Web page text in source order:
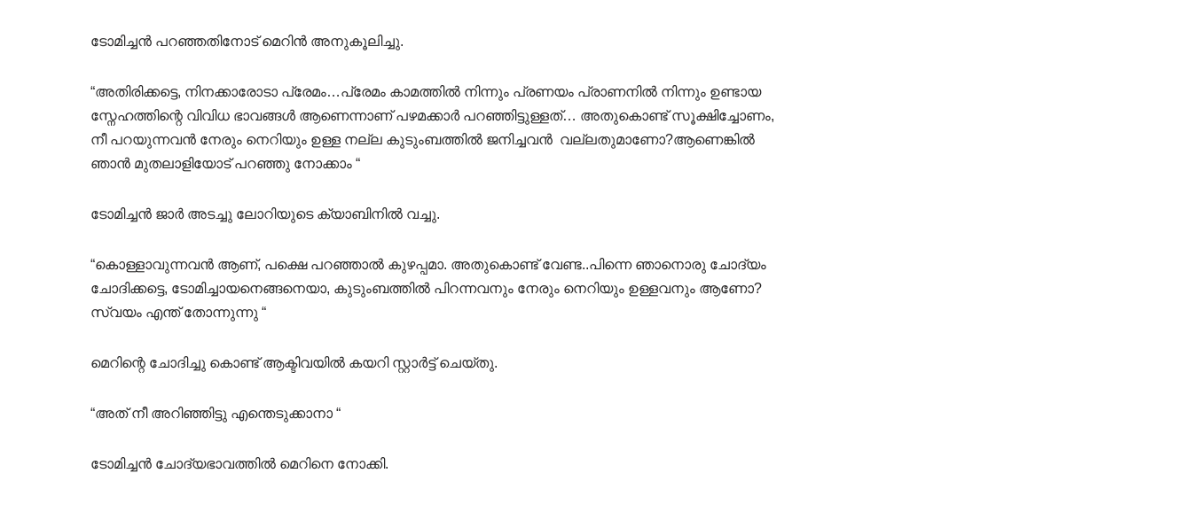
ടോമിച്ചൻ പറഞ്ഞതിനോട് മെറിൻ അനുകൂലിച്ചു.
“അതിരിക്കട്ടെ, നിനക്കാരോടാ പ്രേമം…പ്രേമം കാമത്തിൽ നിന്നും പ്രണയം പ്രാണനിൽ നിന്നും ഉണ്ടായ
സ്നേഹത്തിന്റെ വിവിധ ഭാവങ്ങൾ ആണെന്നാണ് പഴമക്കാർ പറഞ്ഞിട്ടുള്ളത്… അതുകൊണ്ട് സൂക്ഷിച്ചോണം,
നീ പറയുന്നവൻ നേരും നെറിയും ഉള്ള നല്ല കുടുംബത്തിൽ ജനിച്ചവൻ വല്ലതുമാണോ?ആണെങ്കിൽ
ഞാൻ മുതലാളിയോട് പറഞ്ഞു നോക്കാം “
ടോമിച്ചൻ ജാർ അടച്ചു ലോറിയുടെ ക്യാബിനിൽ വച്ചു.
“കൊള്ളാവുന്നവൻ ആണ്, പക്ഷെ പറഞ്ഞാൽ കുഴപ്പമാ. അതുകൊണ്ട് വേണ്ട..പിന്നെ ഞാനൊരു ചോദ്യം
ചോദിക്കട്ടെ, ടോമിച്ചായനെങ്ങനെയാ, കുടുംബത്തിൽ പിറന്നവനും നേരും നെറിയും ഉള്ളവനും ആണോ?
സ്വയം എന്ത് തോന്നുന്നു “
മെറിന്റെ ചോദിച്ചു കൊണ്ട് ആക്ടിവയിൽ കയറി സ്റ്റാർട്ട്‌ ചെയ്തു.
“അത് നീ അറിഞ്ഞിട്ടു എന്തെടുക്കാനാ “
ടോമിച്ചൻ ചോദ്യഭാവത്തിൽ മെറിനെ നോക്കി.